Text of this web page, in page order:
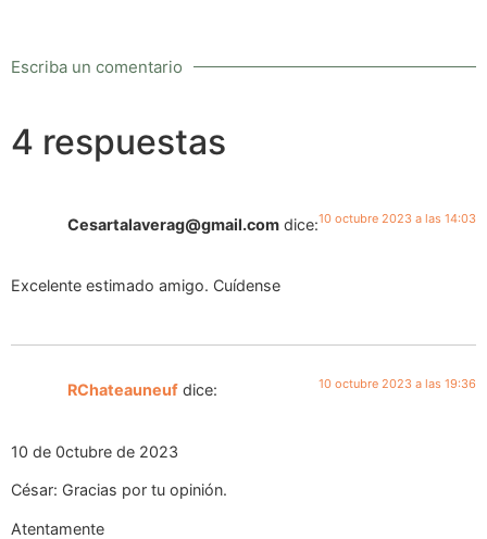
Escriba un comentario
4 respuestas
Cesartalaverag@gmail.com dice:10 octubre 2023 a las 14:03
Excelente estimado amigo. Cuídense
RChateauneuf dice: 10 octubre 2023 a las 19:36
10 de 0ctubre de 2023
César: Gracias por tu opinión.
Atentamente